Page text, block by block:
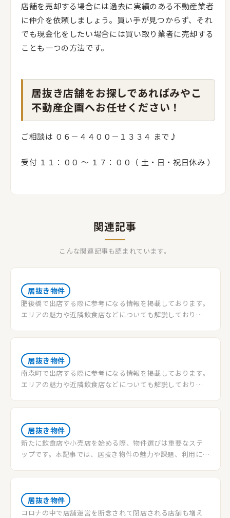
店舗を売却する場合には過去に実績のある不動産業者
に仲介を依頼しましょう。買い手が見つからず、それ
でも現金化をしたい場合には買い取り業者に売却する
ことも一つの方法です。
居抜き店舗をお探しであればみやこ
不動産企画へお任せください！
ご相談は ０６－４４００－１３３４ まで♪
受付 １１：００ 〜 １７：００（ 土・日・祝日休み ）
関連記事
こんな関連記事も読まれています。
居抜き物件
肥後橋で出店する際に参考になる情報を掲載しております。
エリアの魅力や近隣飲食店などについても解説しておりま
居抜き物件
南森町で出店する際に参考になる情報を掲載しております。
エリアの魅力や近隣飲食店などについても解説しておりま
居抜き物件
新たに飲食店や小売店を始める際、物件選びは重要なステ
ップです。本記事では、居抜き物件の魅力や課題、利用に際
居抜き物件
コロナの中で店舗運営を断念されて閉店される店舗も増え